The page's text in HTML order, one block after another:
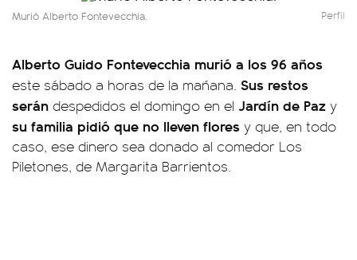
Murió Alberto Fontevecchia. Perfil
Alberto Guido Fontevecchia murió a los 96 años
este sábado a horas de la mañana. Sus restos
serán despedidos el domingo en el Jardín de Paz y
su familia pidió que no lleven flores y que, en todo
caso, ese dinero sea donado al comedor Los
Piletones, de Margarita Barrientos.